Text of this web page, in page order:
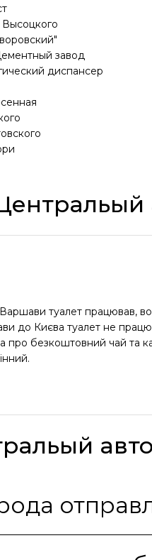
завод
диспансер
туалет працював,
до Києва туалет не
про безкоштовний чай та
С какой